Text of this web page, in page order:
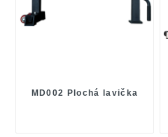
MD002 Plochá lavička